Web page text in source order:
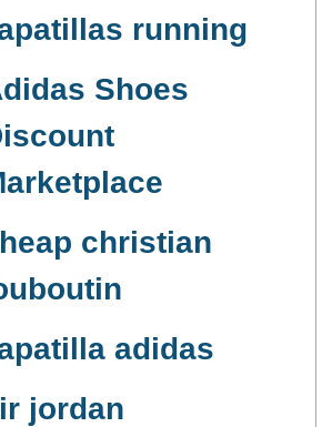
running
Shoes
christian
adidas
jordan